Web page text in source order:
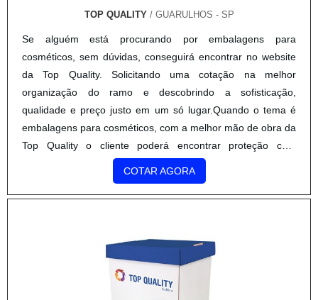
TOP QUALITY / GUARULHOS - SP
Se alguém está procurando por embalagens para
cosméticos, sem dúvidas, conseguirá encontrar no website
da Top Quality. Solicitando uma cotação na melhor
organização do ramo e descobrindo a sofisticação,
qualidade e preço justo em um só lugar.Quando o tema é
embalagens para cosméticos, com a melhor mão de obra da
Top Quality o cliente poderá encontrar proteção com
soluções eficazes para serviços gráficos.DETALHES SOBRE
EMBALAGENS PARA CO...
COTAR AGORA